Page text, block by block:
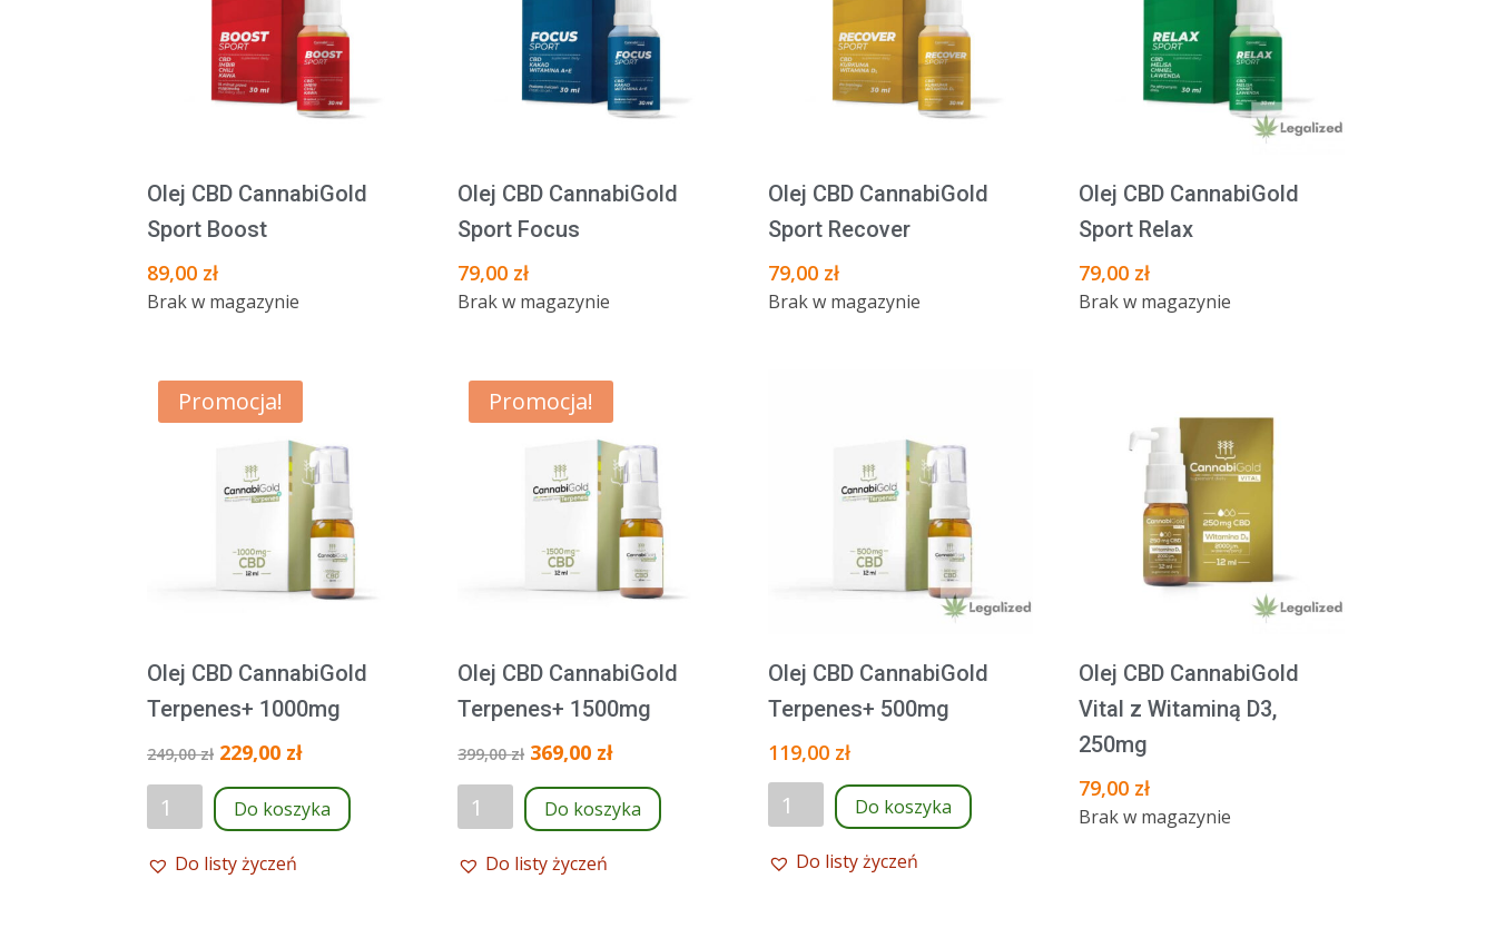
Olej CBD CannabiGold
Sport Boost
89,00 zł
Brak w magazynie
Olej CBD CannabiGold
Sport Focus
79,00 zł
Brak w magazynie
Olej CBD CannabiGold
Sport Recover
79,00 zł
Brak w magazynie
Olej CBD CannabiGold
Sport Relax
79,00 zł
Brak w magazynie
Promocja!
Olej CBD CannabiGold
Terpenes+ 1000mg
249,00zł Pierwotna
wynosiła:
249,00 zł.
229,00 złAktualna
wynosi:
229,00 zł.
ilość
Olej
CBD
Do koszyka
Do listy życzeń
Promocja!
Olej CBD CannabiGold
Terpenes+ 1500mg
399,00zł Pierwotna
wynosiła:
399,00 zł.
369,00 złAktualna
wynosi:
369,00 zł.
ilość
Olej
CBD
Do koszyka
Do listy życzeń
Olej CBD CannabiGold
Terpenes+ 500mg
119,00 zł
ilość
Olej
CBD
Do koszyka
Do listy życzeń
Olej CBD CannabiGold
Vital z Witaminą D3,
250mg
79,00 zł
Brak w magazynie